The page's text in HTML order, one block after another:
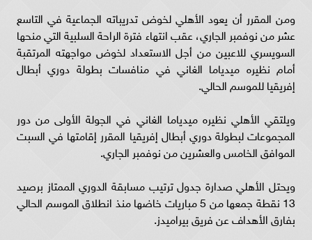
ومن المقرر أن يعود الأهلي لخوض تدريباته الجماعية في التاسع
عشر من نوفمبر الجاري، عقب انتهاء فترة الراحة السلبية التي منحها
السويسري للاعبين من أجل الاستعداد لخوض مواجهته المرتقبة
أمام نظيره ميدياما الغاني في منافسات بطولة دوري أبطال
إفريقيا للموسم الحالي.
ويلتقي الأهلي نظيره ميدياما الغاني في الجولة الأولى من دور
المجموعات لبطولة دوري أبطال إفريقيا المقرر إقامتها في السبت
الموافق الخامس والعشرين من نوفمبر الجاري.
ويحتل الأهلي صدارة جدول ترتيب مسابقة الدوري الممتاز برصيد
13 نقطة جمعها من 5 مباريات خاضها منذ انطلاق الموسم الحالي
بفارق الأهداف عن فريق بيراميدز.